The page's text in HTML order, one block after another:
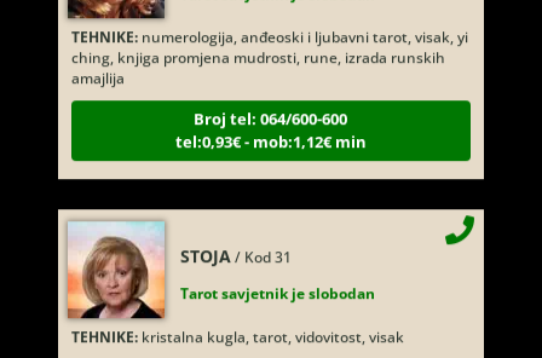
TEHNIKE:numerologija, anđeoski i ljubavni tarot, visak, yi
ching, knjiga promjena mudrosti, rune, izrada runskih
amajlija
tel:0,93€ - mob:1,12€ min
Tarot savjetnik je slobodan
TEHNIKE:kristalna kugla, tarot, vidovitost, visak
Broj tel: 064/600-600